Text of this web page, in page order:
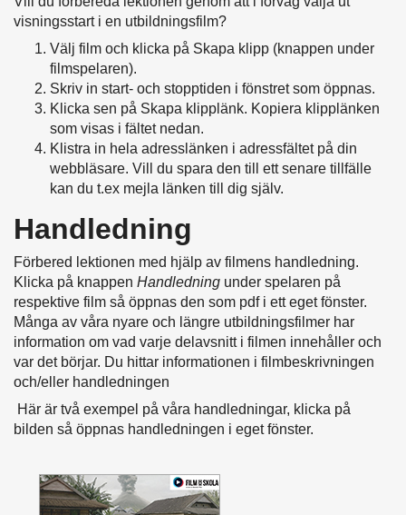
visningsstart i en utbildningsfilm?
Välj film och klicka på Skapa klipp (knappen under
filmspelaren).
Skriv in start- och stopptiden i fönstret som öppnas.
Klicka sen på Skapa klipplänk. Kopiera klipplänken
som visas i fältet nedan.
Klistra in hela adresslänken i adressfältet på din
webbläsare. Vill du spara den till ett senare tillfälle
kan du t.ex mejla länken till dig själv.
Handledning
Förbered lektionen med hjälp av filmens handledning.
Klicka på knappen Handledning under spelaren på
respektive film så öppnas den som pdf i ett eget fönster.
Många av våra nyare och längre utbildningsfilmer har
information om vad varje delavsnitt i filmen innehåller och
var det börjar. Du hittar informationen i filmbeskrivningen
och/eller handledningen
Här är två exempel på våra handledningar, klicka på
bilden så öppnas handledningen i eget fönster.